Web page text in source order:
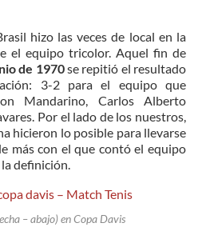
hizo las veces de local en la
el equipo tricolor. Aquel fin de
de 1970se repitió el resultado
3-2 para el equipo que
Mandarino, Carlos Alberto
Por el lado de los nuestros,
hicieron lo posible para llevarse
más con el que contó el equipo
definición.
– abajo) en Copa Davis